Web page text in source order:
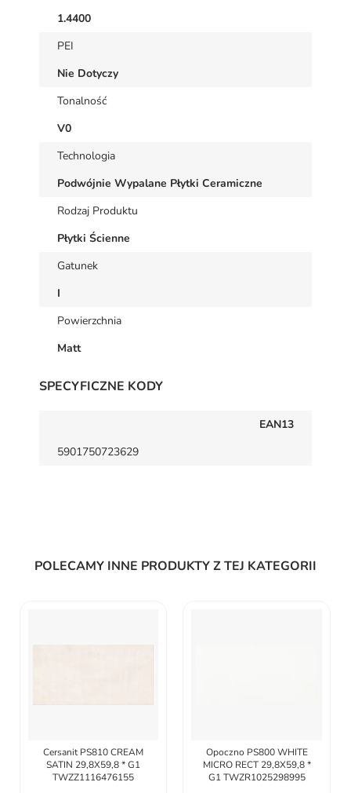
1.4400
PEI
Nie Dotyczy
Tonalność
V0
Technologia
Podwójnie Wypalane Płytki Ceramiczne
Rodzaj Produktu
Płytki Ścienne
Gatunek
I
Powierzchnia
Matt
SPECYFICZNE KODY
EAN13
5901750723629
POLECAMY INNE PRODUKTY Z TEJ KATEGORII
Cersanit PS810 CREAM
SATIN 29,8X59,8 * G1
TWZZ1116476155
Opoczno PS800 WHITE
MICRO RECT 29,8X59,8 *
G1 TWZR1025298995